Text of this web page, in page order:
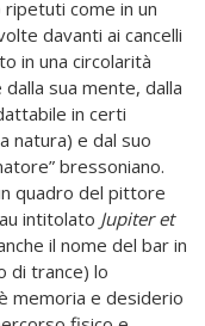
come in un
davanti ai cancelli
in una circolarità
sua mente, dalla
in certi
natura) e dal suo
bressoniano.
quadro del pittore
intitolato Jupiter et
il nome del bar in
di trance) lo
memoria e desiderio